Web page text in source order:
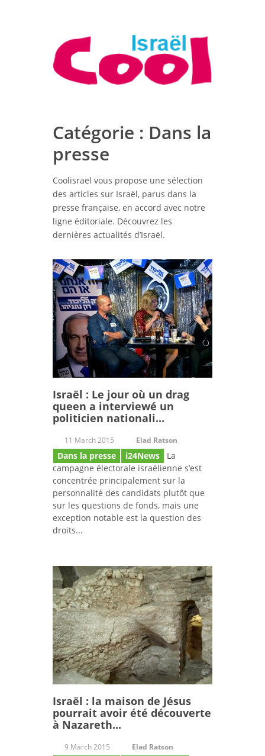
Catégorie : Dans la
presse
Coolisrael vous propose une sélection
des articles sur Israël, parus dans la
presse française, en accord avec notre
ligne éditoriale. Découvrez les
dernières actualités d’Israël.
Israël : Le jour où un drag
queen a interviewé un
politicien nationali...
11 March 2015 Elad Ratson
Dans la presse i24News
La
campagne électorale israélienne s’est
concentrée principalement sur la
personnalité des candidats plutôt que
sur les questions de fonds, mais une
exception notable est la question des
droits...
Israël : la maison de Jésus
pourrait avoir été découverte
à Nazareth...
9 March 2015 Elad Ratson